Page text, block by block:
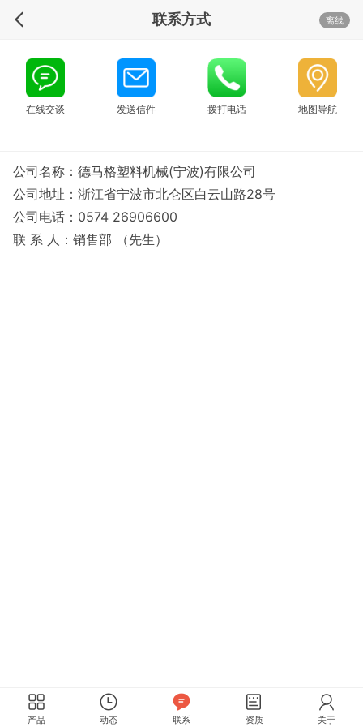
联系方式 离线
在线交谈 发送信件 拨打电话 地图导航
公司名称：德马格塑料机械(宁波)有限公司
公司地址：浙江省宁波市北仑区白云山路28号
公司电话：0574 26906600
联 系 人：销售部 （先生）
产品 动态 联系 资质 关于